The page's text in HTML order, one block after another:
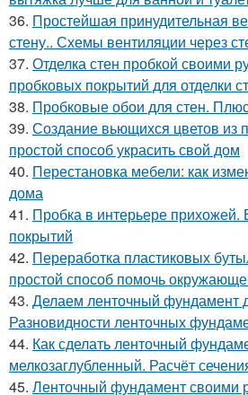
36. Простейшая принудительная
стену.. Схемы вентиляции через
37. Отделка стен пробкой своими
пробковых покрытий для отделки
38. Пробковые обои для стен.
39. Создание вьющихся цветов из
простой способ украсить свой дом
40. Перестановка мебели: как
дома
41. Пробка в интерьере
покрытий
42. Переработка пластиковых
простой способ помочь
43. Делаем ленточный фундамент
Разновидности ленточных
44. Как сделать ленточный
мелкозаглубленный. Расчёт
45. Ленточный фундамент своими